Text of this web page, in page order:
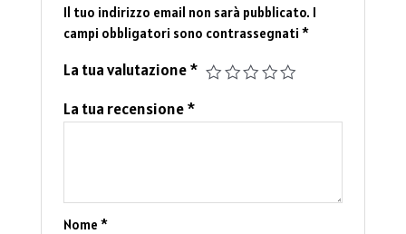
Il tuo indirizzo email non sarà pubblicato. I
campi obbligatori sono contrassegnati*
La tua valutazione*
La tua recensione*
Nome*